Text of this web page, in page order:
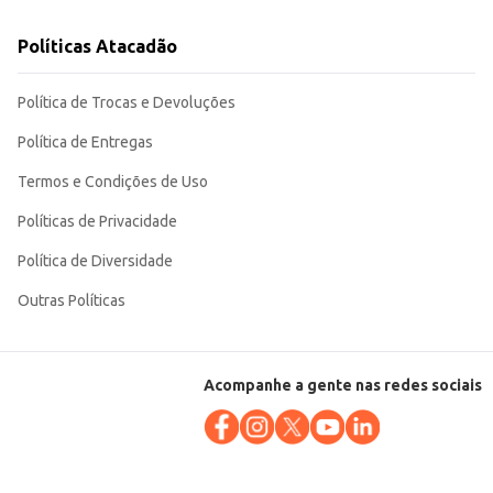
Políticas Atacadão
Política de Trocas e Devoluções
Política de Entregas
Termos e Condições de Uso
Políticas de Privacidade
Política de Diversidade
Outras Políticas
Acompanhe a gente nas redes sociais